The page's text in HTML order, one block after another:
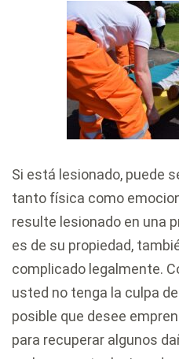
Si está lesionado, puede
tanto física como
resulte lesionado en una
es de su propiedad,
complicado legalmente.
usted no tenga la culpa
posible que desee
para recuperar algunos